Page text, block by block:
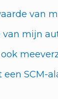
van
mijn
SCM-